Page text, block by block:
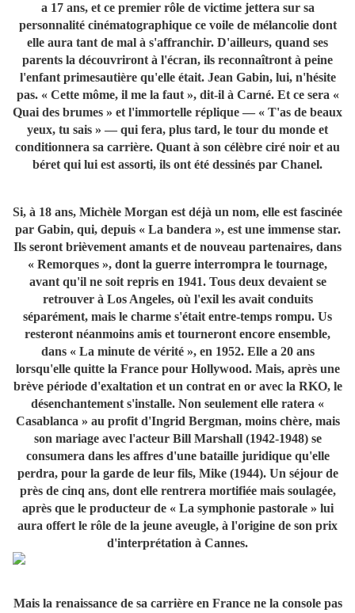
a 17 ans, et ce premier rôle de victime jettera sur sa
personnalité cinématographique ce voile de mélancolie dont
elle aura tant de mal à s'affranchir. D'ailleurs, quand ses
parents la découvriront à l'écran, ils reconnaîtront à peine
l'enfant primesautière qu'elle était. Jean Gabin, lui, n'hésite
pas. « Cette môme, il me la faut », dit-il à Carné. Et ce sera «
Quai des brumes » et l'immortelle réplique — « T'as de beaux
yeux, tu sais » — qui fera, plus tard, le tour du monde et
conditionnera sa carrière. Quant à son célèbre ciré noir et au
béret qui lui est assorti, ils ont été dessinés par Chanel.
Si, à 18 ans, Michèle Morgan est déjà un nom, elle est fascinée
par Gabin, qui, depuis « La bandera », est une immense star.
Ils seront brièvement amants et de nouveau partenaires, dans
« Remorques », dont la guerre interrompra le tournage,
avant qu'il ne soit repris en 1941. Tous deux devaient se
retrouver à Los Angeles, où l'exil les avait conduits
séparément, mais le charme s'était entre-temps rompu. Us
resteront néanmoins amis et tourneront encore ensemble,
dans « La minute de vérité », en 1952. Elle a 20 ans
lorsqu'elle quitte la France pour Hollywood. Mais, après une
brève période d'exaltation et un contrat en or avec la RKO, le
désenchantement s'installe. Non seulement elle ratera «
Casablanca » au profit d'Ingrid Bergman, moins chère, mais
son mariage avec l'acteur Bill Marshall (1942-1948) se
consumera dans les affres d'une bataille juridique qu'elle
perdra, pour la garde de leur fils, Mike (1944). Un séjour de
près de cinq ans, dont elle rentrera mortifiée mais soulagée,
après que le producteur de « La symphonie pastorale » lui
aura offert le rôle de la jeune aveugle, à l'origine de son prix
d'interprétation à Cannes.
Mais la renaissance de sa carrière en France ne la console pas